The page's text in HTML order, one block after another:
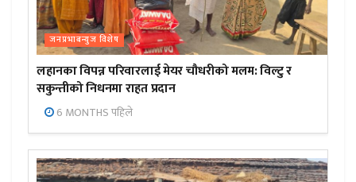
जनप्रभाबन्युज विशेष
लहानका विपन्न परिवारलाई मेयर चौधरीको मलम: विल्टु र
सकुन्तीको निधनमा राहत प्रदान
6 MONTHS पहिले